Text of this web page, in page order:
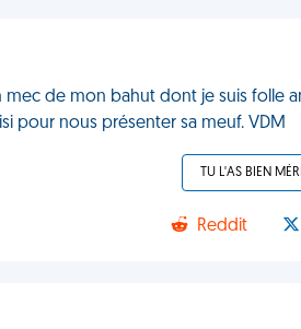
de mon bahut dont je suis folle
pour nous présenter sa meuf. VDM
TU L'AS BIEN
Reddit